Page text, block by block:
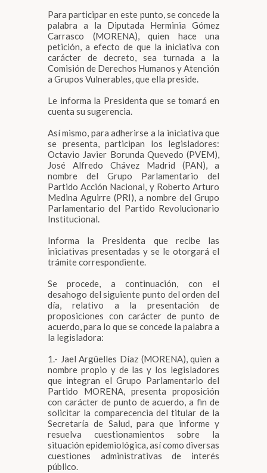
Para participar en este punto, se concede la
palabra a la Diputada Herminia Gómez
Carrasco (MORENA), quien hace una
petición, a efecto de que la iniciativa con
carácter de decreto, sea turnada a la
Comisión de Derechos Humanos y Atención
a Grupos Vulnerables, que ella preside.
Le informa la Presidenta que se tomará en
cuenta su sugerencia.
Así mismo, para adherirse a la iniciativa que
se presenta, participan los legisladores:
Octavio Javier Borunda Quevedo (PVEM),
José Alfredo Chávez Madrid (PAN), a
nombre del Grupo Parlamentario del
Partido Acción Nacional, y Roberto Arturo
Medina Aguirre (PRI), a nombre del Grupo
Parlamentario del Partido Revolucionario
Institucional.
Informa la Presidenta que recibe las
iniciativas presentadas y se le otorgará el
trámite correspondiente.
Se procede, a continuación, con el
desahogo del siguiente punto del orden del
día, relativo a la presentación de
proposiciones con carácter de punto de
acuerdo, para lo que se concede la palabra a
la legisladora:
1.- Jael Argüelles Díaz (MORENA), quien a
nombre propio y de las y los legisladores
que integran el Grupo Parlamentario del
Partido MORENA, presenta proposición
con carácter de punto de acuerdo, a fin de
solicitar la comparecencia del titular de la
Secretaría de Salud, para que informe y
resuelva cuestionamientos sobre la
situación epidemiológica, así como diversas
cuestiones administrativas de interés
público.